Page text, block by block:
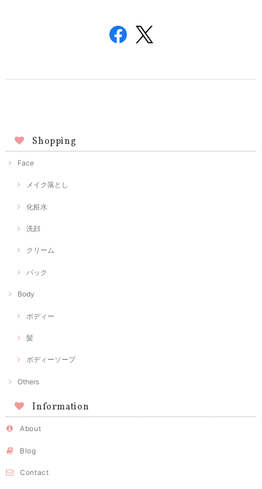
Shopping
Face
メイク落とし
化粧水
洗顔
クリーム
パック
Body
ボディー
髪
ボディーソープ
Others
Information
About
Blog
Contact